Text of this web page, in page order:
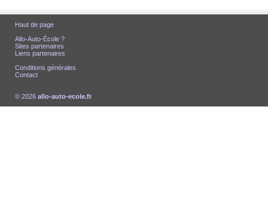
Haut de page
Allo-Auto-École ?
Sites partenaires
Liens partenaires
Conditions générales
Contact
© 2026 allo-auto-ecole.fr